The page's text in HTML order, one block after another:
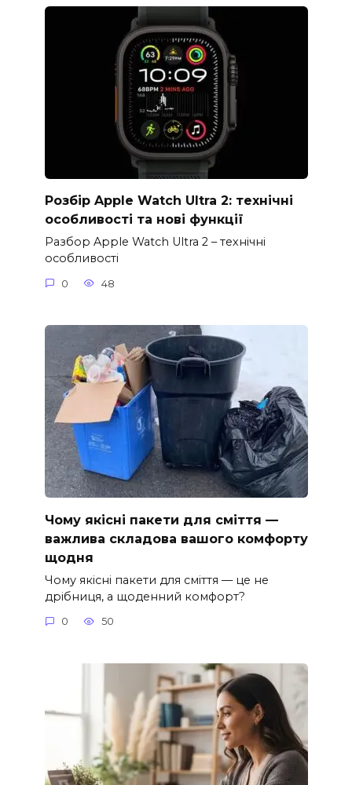
Розбір Apple Watch Ultra 2: технічні
особливості та нові функції
Разбор Apple Watch Ultra 2 – технічні
особливості
0 48
Чому якісні пакети для сміття —
важлива складова вашого комфорту
щодня
Чому якісні пакети для сміття — це не
дрібниця, а щоденний комфорт?
0 50